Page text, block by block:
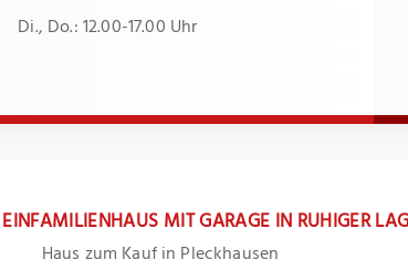
Di., Do.: 12.00-17.00 Uhr
MIT GARAGE IN RUHIGER
Haus zum Kauf in Pleckhausen